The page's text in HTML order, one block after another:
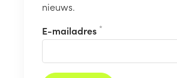
nieuws.
E-mailadres *